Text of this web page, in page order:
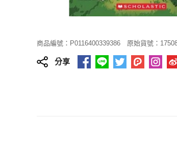
商品編號：P0116400339386 原始貨號：
分享